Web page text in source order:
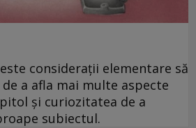
considerații elementare să
a afla mai multe aspecte
și curiozitatea de a
subiectul.